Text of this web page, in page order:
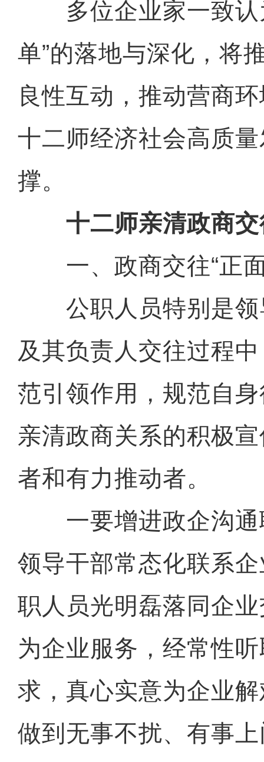
多位企业家一致认
单”的落地与深化，将
良性互动，推动营商
十二师经济社会高质
撑。
十二师亲清政商
一、政商交往“正面
公职人员特别是领
及其负责人交往过程
范引领作用，规范自
亲清政商关系的积极
者和有力推动者。
一要增进政企沟通
领导干部常态化联系
职人员光明磊落同企
为企业服务，经常性
求，真心实意为企业
做到无事不扰、有事